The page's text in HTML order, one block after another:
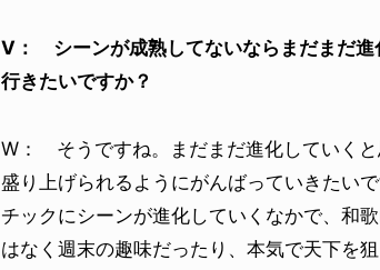
V： シーンが成熟してないならまだまだ進
行きたいですか？
W： そうですね。まだまだ進化していく
盛り上げられるようにがんばっていきたい
チックにシーンが進化していくなかで、和
はなく週末の趣味だったり、本気で天下を